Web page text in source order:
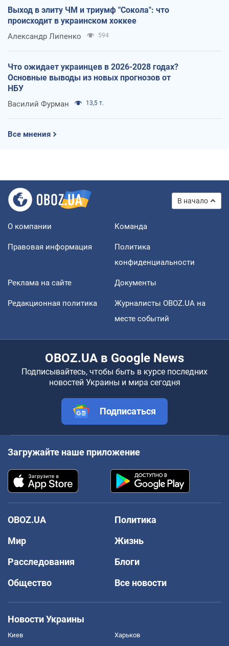
Выход в элиту ЧМ и триумф "Сокола": что
происходит в украинском хоккее
Александр Липенко 594
Что ожидает украинцев в 2026-2028 годах?
Основные выводы из новых прогнозов от
НБУ
Василий Фурман 13,5 т.
Все мнения
В начало
О компании Команда
Правовая информация
Политика
конфиденциальности
Реклама на сайте Документы
Редакционная политика
Журналисты OBOZ.UA на
месте событий
OBOZ.UA в Google News
Подписывайтесь, чтобы быть в курсе последних
новостей Украины и мира сегодня
Подписаться
Загружайте наше приложение
OBOZ.UA
Политика
Мир
Жизнь
Расследования
Блоги
Общество
Все новости
Новости Украины
Киев Харьков